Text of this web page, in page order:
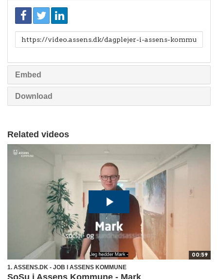
Link
Embed
Download
Related videos
00:59
1. ASSENS.DK - JOB I ASSENS KOMMUNE
SoSu i Assens Kommune - Mark